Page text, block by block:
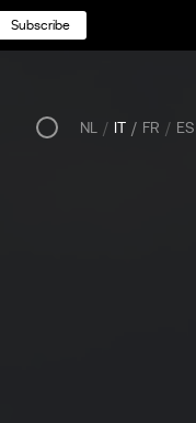
NL IT FR ES
Subscribe